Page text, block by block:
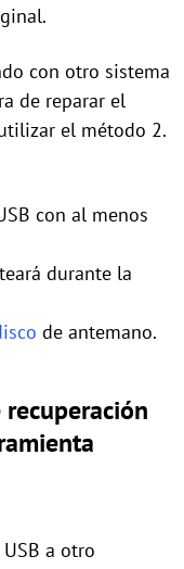
con otro sistema
de reparar el
el método 2.
con al menos
durante la
de antemano.
a otro